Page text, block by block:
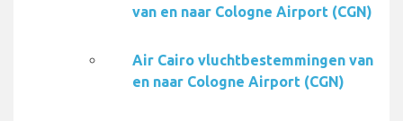
van en naar Cologne Airport (CGN)
Air Cairo vluchtbestemmingen van
en naar Cologne Airport (CGN)